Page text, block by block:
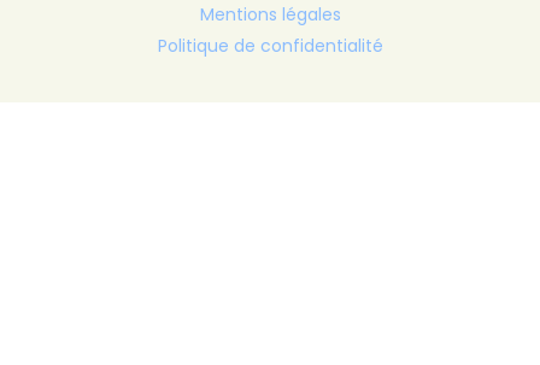
Mentions légales
Politique de confidentialité